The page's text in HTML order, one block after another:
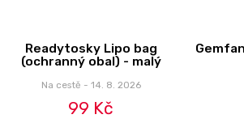
Readytosky Lipo bag
(ochranný obal) - malý
Na cestě - 14. 8. 2026
99 Kč